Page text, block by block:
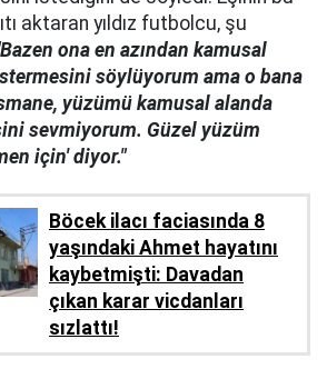
aktaran yıldız futbolcu, şu
ona en azından kamusal
söylüyorum ama o bana
yüzümü kamusal alanda
sevmiyorum. Güzel yüzüm
için' diyor."
Böcek ilacı faciasında 8
yaşındaki Ahmet hayatını
kaybetmişti: Davadan
çıkan karar vicdanları
sızlattı!